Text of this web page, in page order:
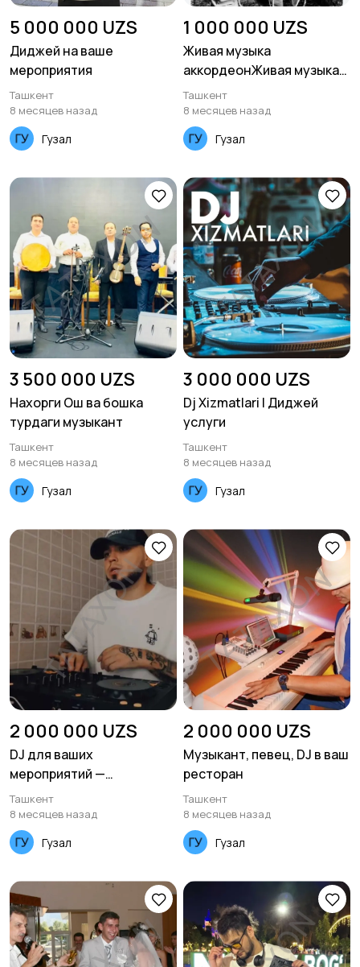
5 000 000 UZS
Диджей на ваше
мероприятия
Ташкент
8 месяцев назад
Гузал
1 000 000 UZS
Живая музыка
аккордеонЖивая музыка
аккордеон
Ташкент
8 месяцев назад
Гузал
3 500 000 UZS
Нахорги Ош ва бошка
турдаги музыкант
Ташкент
8 месяцев назад
Гузал
3 000 000 UZS
Dj Xizmatlari | Диджей
услуги
Ташкент
8 месяцев назад
Гузал
2 000 000 UZS
DJ для ваших
мероприятий —
атмосфера, вкус и
аккуратность. Ташкент
Ташкент
8 месяцев назад
Гузал
2 000 000 UZS
Музыкант, певец, DJ в ваш
ресторан
Ташкент
8 месяцев назад
Гузал